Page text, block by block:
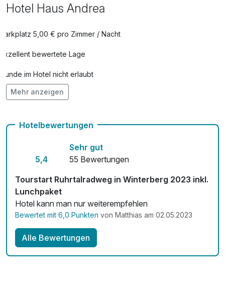
Hotel Haus Andrea
Parkplatz 5,00 € pro Zimmer / Nacht
Exzellent bewertete Lage
Hunde im Hotel nicht erlaubt
Kostenloses W-LAN
Mehr anzeigen
Hotelbewertungen
5,4
Sehr gut
55 Bewertungen
Tourstart Ruhrtalradweg in Winterberg 2023 inkl.
Lunchpaket
Hotel kann man nur weiterempfehlen
Bewertet mit 6,0 Punkten von Matthias am 02.05.2023
Alle Bewertungen